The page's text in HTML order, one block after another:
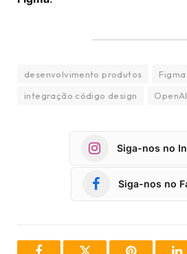
desenvolvimento produtos
integração código design
Siga-nos no
Siga-nos no